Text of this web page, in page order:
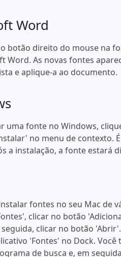
Word
botão direito do mouse na
Word. As novas fontes
e aplique-a ao documento.
uma fonte no Windows,
no menu de contexto.
a instalação, a fonte estará
fontes no seu Mac de
clicar no botão
clicar no botão
'Fontes' no Dock.
de busca e, em